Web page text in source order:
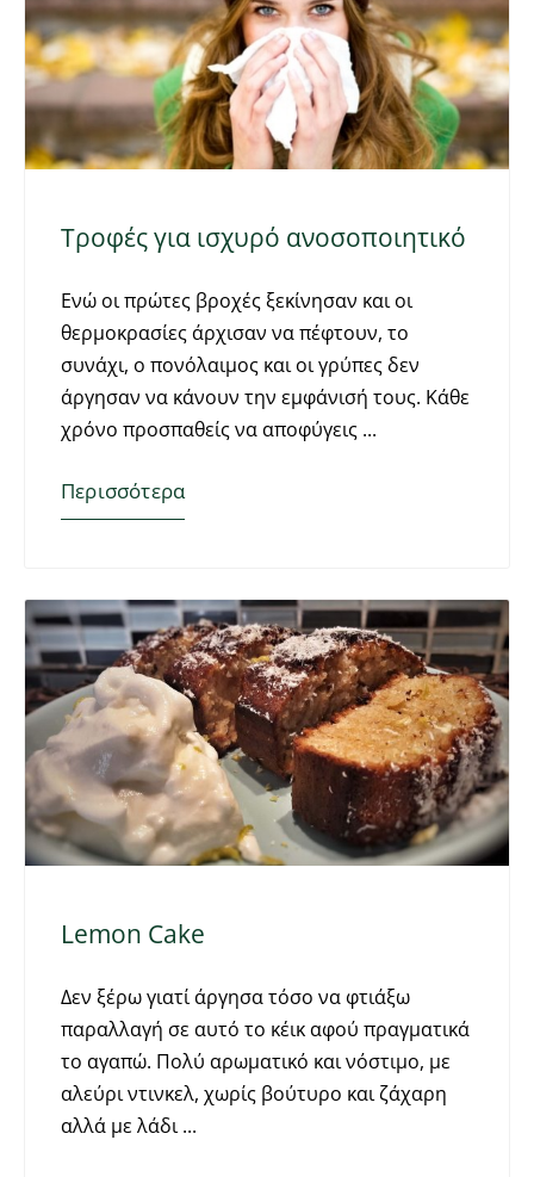
Τροφές για ισχυρό ανοσοποιητικό
Ενώ οι πρώτες βροχές ξεκίνησαν και οι
θερμοκρασίες άρχισαν να πέφτουν, το
συνάχι, ο πονόλαιμος και οι γρύπες δεν
άργησαν να κάνουν την εμφάνισή τους. Κάθε
χρόνο προσπαθείς να αποφύγεις
Περισσότερα
Lemon Cake
Δεν ξέρω γιατί άργησα τόσο να φτιάξω
παραλλαγή σε αυτό το κέικ αφού πραγματικά
το αγαπώ. Πολύ αρωματικό και νόστιμο, με
αλεύρι ντινκελ, χωρίς βούτυρο και ζάχαρη
αλλά με λάδι